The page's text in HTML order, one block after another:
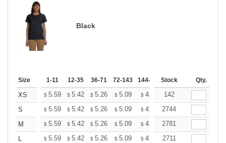
Black
Size 1-11 12-35 36-71 72-143 144-287 288 + More
Stock Qty.
XS $ 5.59 $ 5.42 $ 5.26 $ 5.09 $ 4.93 $4.84
142
S
$ 5.59 $ 5.42 $ 5.26 $ 5.09 $ 4.93 $4.84
2744
M
$ 5.59 $ 5.42 $ 5.26 $ 5.09 $ 4.93 $4.84
2781
L
$ 5.59 $ 5.42 $ 5.26 $ 5.09 $ 4.93 $4.84
2711